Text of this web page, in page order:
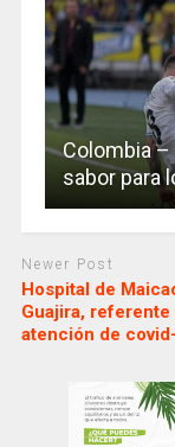
Colombia –
sabor para
Newer Post
Hospital de
Guajira, referente
atención de